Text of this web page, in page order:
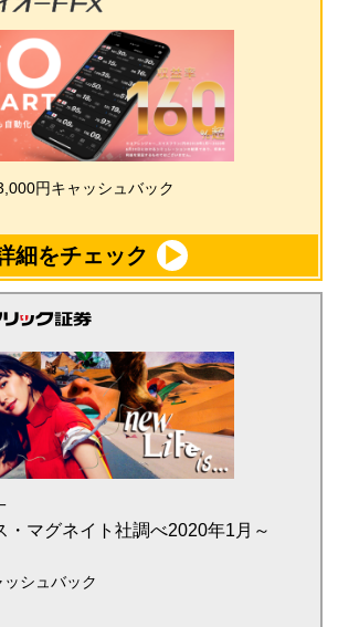
円キャッシュバック
細をチェック
マグネイト社調べ2020年1月～
シュバック